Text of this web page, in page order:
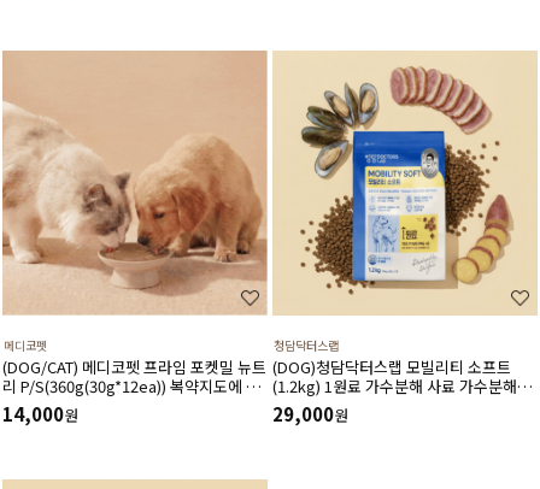
메디코펫
(DOG/CAT) 메디코펫 프라임 포켓밀 뉴트
리 P/S(360g(30g*12ea)) 복약지도에 도
움주는 가수분해 오리 처방캔
14,000원
청담닥터스랩
(DOG)청담닥터스랩 모빌리티 소프트
(1.2kg) 1원료 가수분해 사료 가수분해오
리 관절건강 장건강 긴장완화 부드러운식
감
29,000원